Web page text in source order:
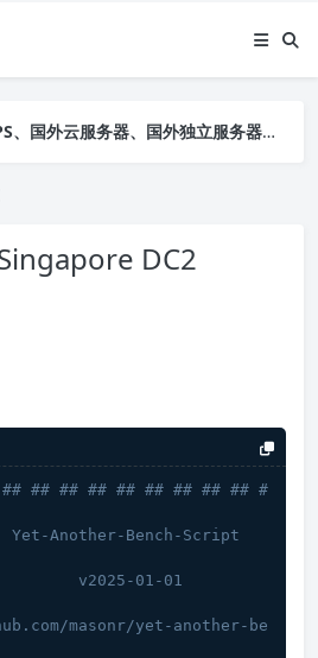
优惠促销信息，详细实测VPS云服务器并公布真实数据，助您全面了解商家背景及售前售后
优惠促销信息，详细实测VPS云服务器并公布真实数据，助您全面了解商家背景及售前售后
DC2
## ## ## ## ## ## ## ## #
Another-Bench-Script
v2025-01-01
masonr/yet-another-be